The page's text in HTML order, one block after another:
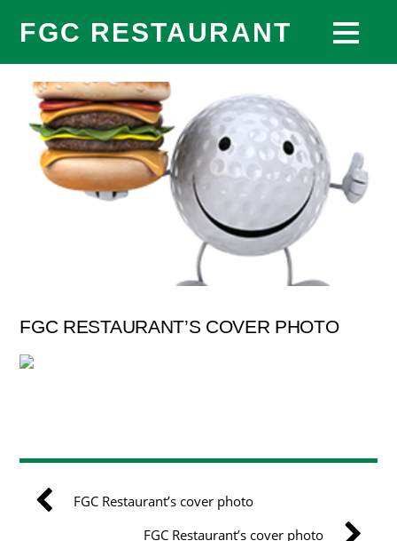
FGC RESTAURANT
FGC RESTAURANT’S COVER PHOTO
FGC Restaurant’s cover photo
FGC Restaurant’s cover photo